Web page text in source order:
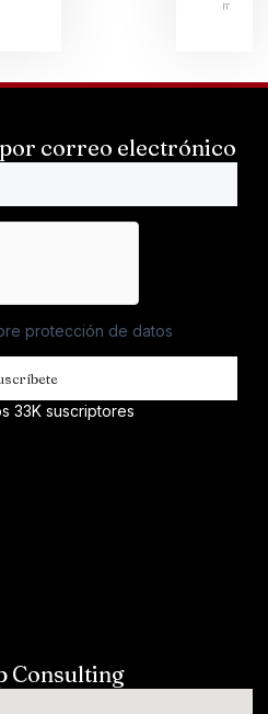
mayo
correo electrónico
protección de datos
33K suscriptores
Consulting